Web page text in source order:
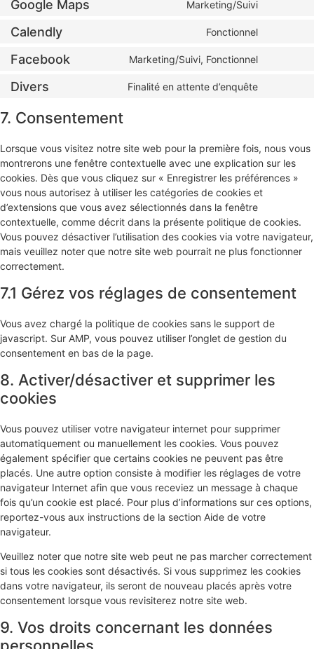
Google Maps Marketing/Suivi
Calendly Fonctionnel
Facebook Marketing/Suivi, Fonctionnel
Divers Finalité en attente d’enquête
7. Consentement
Lorsque vous visitez notre site web pour la première fois, nous vous
montrerons une fenêtre contextuelle avec une explication sur les
cookies. Dès que vous cliquez sur « Enregistrer les préférences »
vous nous autorisez à utiliser les catégories de cookies et
d’extensions que vous avez sélectionnés dans la fenêtre
contextuelle, comme décrit dans la présente politique de cookies.
Vous pouvez désactiver l’utilisation des cookies via votre navigateur,
mais veuillez noter que notre site web pourrait ne plus fonctionner
correctement.
7.1 Gérez vos réglages de consentement
Vous avez chargé la politique de cookies sans le support de
javascript. Sur AMP, vous pouvez utiliser l’onglet de gestion du
consentement en bas de la page.
8. Activer/désactiver et supprimer les
cookies
Vous pouvez utiliser votre navigateur internet pour supprimer
automatiquement ou manuellement les cookies. Vous pouvez
également spécifier que certains cookies ne peuvent pas être
placés. Une autre option consiste à modifier les réglages de votre
navigateur Internet afin que vous receviez un message à chaque
fois qu’un cookie est placé. Pour plus d’informations sur ces options,
reportez-vous aux instructions de la section Aide de votre
navigateur.
Veuillez noter que notre site web peut ne pas marcher correctement
si tous les cookies sont désactivés. Si vous supprimez les cookies
dans votre navigateur, ils seront de nouveau placés après votre
consentement lorsque vous revisiterez notre site web.
9. Vos droits concernant les données